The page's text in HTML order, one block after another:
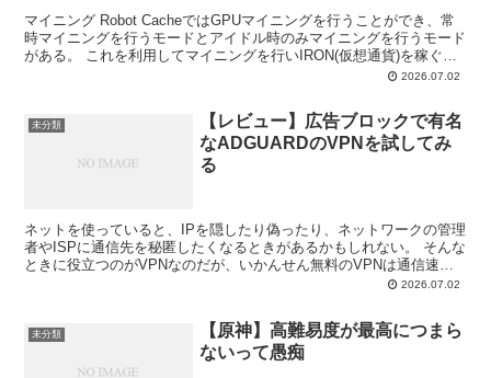
マイニング Robot CacheではGPUマイニングを行うことができ、常
時マイニングを行うモードとアイドル時のみマイニングを行うモード
がある。 これを利用してマイニングを行いIRON(仮想通貨)を稼ぐこ
2026.07.02
未分類
【レビュー】広告ブロックで有名
なADGUARDのVPNを試してみ
る
ネットを使っていると、IPを隠したり偽ったり、ネットワークの管理
者やISPに通信先を秘匿したくなるときがあるかもしれない。 そんな
ときに役立つのがVPNなのだが、いかんせん無料のVPNは通信速度
2026.07.02
未分類
【原神】高難易度が最高につまら
ないって愚痴